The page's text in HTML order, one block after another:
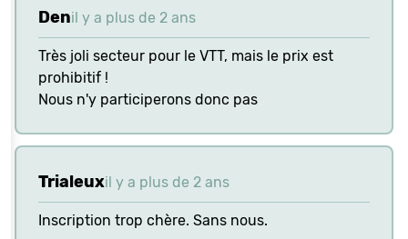
Denil y a plus de 2 ans
Très joli secteur pour le VTT, mais le prix est
prohibitif !
Nous n'y participerons donc pas
Trialeuxil y a plus de 2 ans
Inscription trop chère. Sans nous.